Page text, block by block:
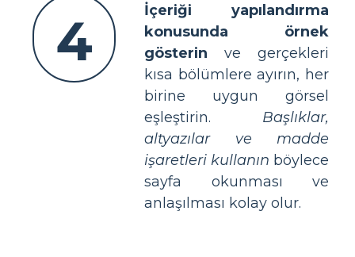
4
İçeriği yapılandırma
konusunda örnek
gösterin ve gerçekleri
kısa bölümlere ayırın, her
birine uygun görsel
eşleştirin. Başlıklar,
altyazılar ve madde
işaretleri kullanın böylece
sayfa okunması ve
anlaşılması kolay olur.